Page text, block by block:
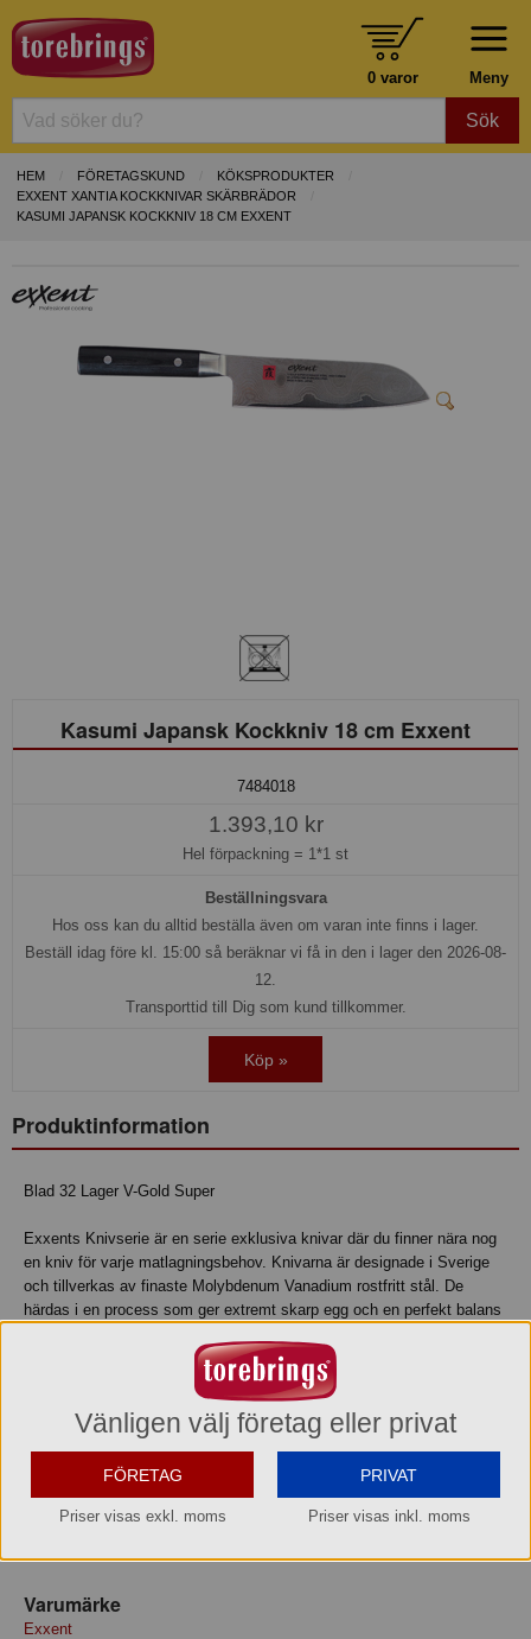
Meny
0 varor
Sök
HEM FÖRETAGSKUND
KÖKSPRODUKTER
EXXENT XANTIA KOCKKNIVAR SKÄRBRÄDOR
KASUMI JAPANSK KOCKKNIV 18 CM EXXENT
Kasumi Japansk Kockkniv 18 cm Exxent
7484018
1.393,10 kr
Hel förpackning = 1*1 st
Beställningsvara
Hos oss kan du alltid beställa även om varan inte finns i lager.
Beställ idag före kl. 15:00 så beräknar vi få in den i lager den 2026-08-
12.
Transporttid till Dig som kund tillkommer.
Köp »
Produktinformation
Blad 32 Lager V-Gold Super
Exxents Knivserie är en serie exklusiva knivar där du finner nära nog
en kniv för varje matlagningsbehov. Knivarna är designade i Sverige
och tillverkas av finaste Molybdenum Vanadium rostfritt stål. De
härdas i en process som ger extremt skarp egg och en perfekt balans
handtagen passar både stora som små händer. Knivarna diskas för
hand för att hålla skärpa och finish. Använd gärna keramikbrynen eller
finkornig sand när du slipar dem.
Exxent ger idag stjärnglans till såväl proffs inom hotell, restaurang och
kockutbildningar som till inspirerade amatörer i hemmaköket.
Varumärke
Exxent
Vänligen välj företag eller privat
FÖRETAG
Priser visas exkl. moms
PRIVAT
Priser visas inkl. moms